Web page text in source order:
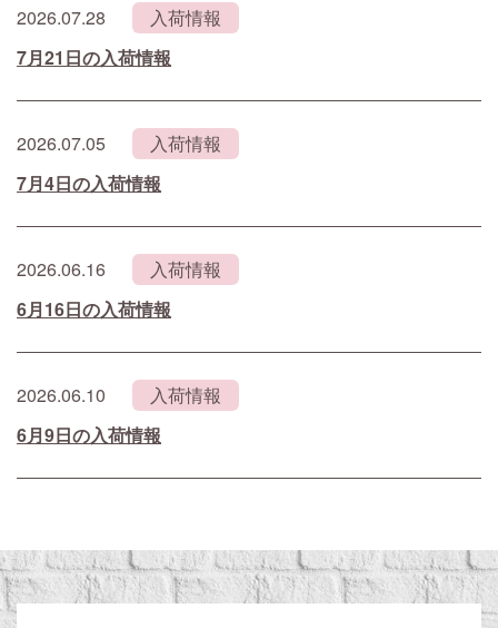
2026.07.28
入荷情報
7月21日の入荷情報
2026.07.05
入荷情報
7月4日の入荷情報
2026.06.16
入荷情報
6月16日の入荷情報
2026.06.10
入荷情報
6月9日の入荷情報